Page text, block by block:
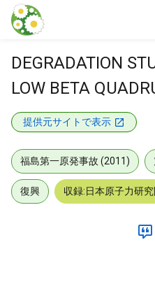
本文に飛ぶ
DEGRADATION
LOW BETA
提供元サイトで表示
福島第一原発事故 (2011)
復興 収録:日本原子力研